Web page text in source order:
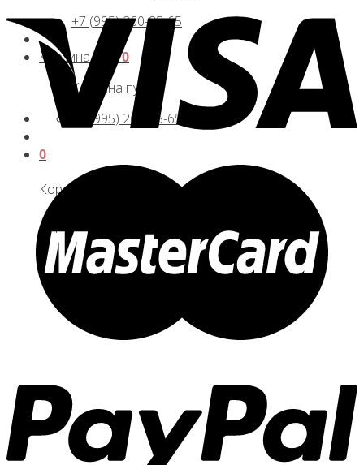
+7 (995) 260-85-65
Корзина /
0
Корзина пуста.
+7 (995) 260-85-65
0
Корзина
Корзина пуста.